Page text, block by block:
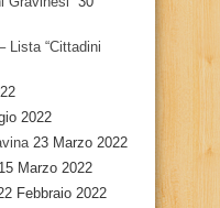
Lista “Cittadini
2022
23 Marzo 2022
15 Marzo 2022
Febbraio 2022